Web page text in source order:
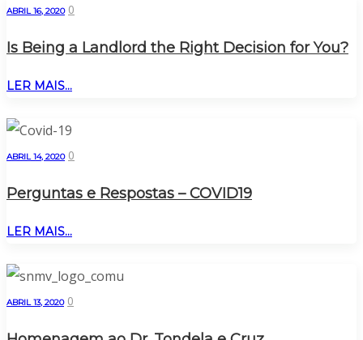
ABRIL 16, 2020 0
Is Being a Landlord the Right Decision for You?
LER MAIS...
ABRIL 14, 2020 0
Perguntas e Respostas – COVID19
LER MAIS...
ABRIL 13, 2020 0